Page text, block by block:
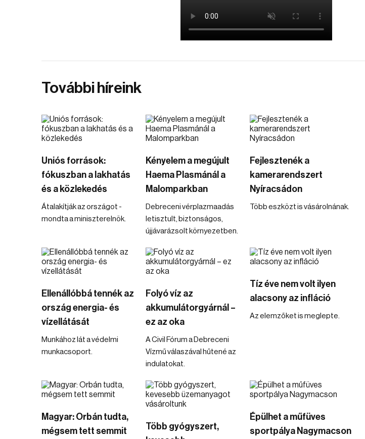
További híreink
Uniós források:
fókuszban a lakhatás
és a közlekedés
Átalakítják az országot -
mondta a miniszterelnök.
Kényelem a megújult
Haema Plasmánál a
Malomparkban
Debreceni vérplazmaadás
letisztult, biztonságos,
újjávarázsolt környezetben.
Fejlesztenék a
kamerarendszert
Nyíracsádon
Több eszközt is vásárolnának.
Ellenállóbbá tennék az
ország energia- és
vízellátását
Munkához lát a védelmi
munkacsoport.
Folyó víz az
akkumulátorgyárnál –
ez az oka
A Civil Fórum a Debreceni
Vízmű válaszával hűtené az
indulatokat.
Tíz éve nem volt ilyen
alacsony az infláció
Az elemzőket is meglepte.
Magyar: Orbán tudta,
mégsem tett semmit
Több gyógyszert,
Épülhet a műfüves
sportpálya Nagymacson